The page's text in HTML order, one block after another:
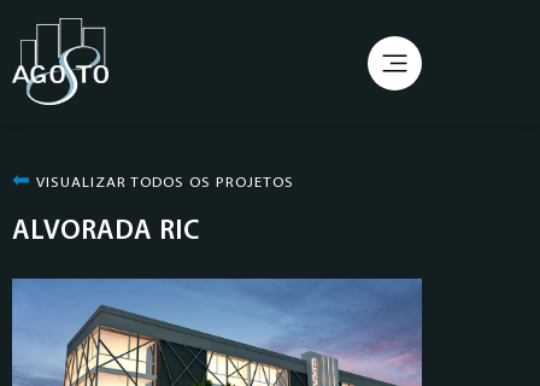
⬅︎ VISUALIZAR TODOS OS PROJETOS
ALVORADA RIC